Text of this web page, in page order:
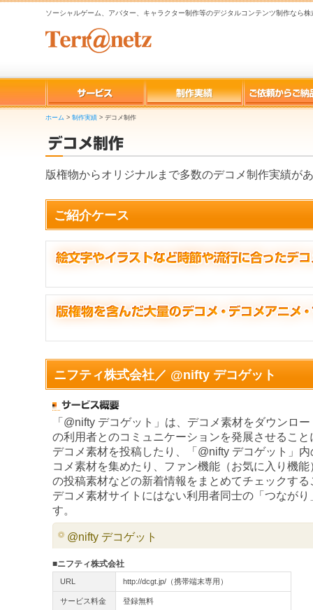
ソーシャルゲーム、アバター、キャラクター制作等のデジタルコンテンツ制作なら
ホーム > 制作実績 > デコメ制作
版権物からオリジナルまで多数のデコメ制作実績が
ご紹介ケース
ニフティ株式会社／ @nifty デコゲット
「@nifty デコゲット」は、デコメ素材をダウンロ
の利用者とのコミュニケーションを発展させるこ
デコメ素材を投稿したり、「@nifty デコゲット」
コメ素材を集めたり、ファン機能（お気に入り機
の投稿素材などの新着情報をまとめてチェックす
デコメ素材サイトにはない利用者同士の「つなが
す。
@nifty デコゲット
■ニフティ株式会社
URL http://dcgt.jp/（携帯端末専用）
サービス料金 登録無料